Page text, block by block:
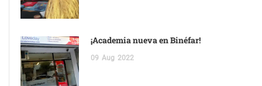
¡Academia nueva en Binéfar!
09 Aug 2022